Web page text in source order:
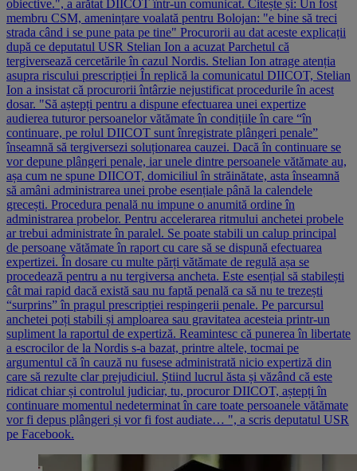
obiective.", a arătat DIICOT într-un comunicat. Citește și: Un fost
membru CSM, amenințare voalată pentru Bolojan: "e bine să treci
strada când i se pune pata pe tine" Procurorii au dat aceste explicații
după ce deputatul USR Stelian Ion a acuzat Parchetul că
tergiversează cercetările în cazul Nordis. Stelian Ion atrage atenția
asupra riscului prescripției În replică la comunicatul DIICOT, Stelian
Ion a insistat că procurorii întârzie nejustificat procedurile în acest
dosar. "Să aștepți pentru a dispune efectuarea unei expertize
audierea tuturor persoanelor vătămate în condițiile în care “în
continuare, pe rolul DIICOT sunt înregistrate plângeri penale”
înseamnă să tergiversezi soluționarea cauzei. Dacă în continuare se
vor depune plângeri penale, iar unele dintre persoanele vătămate au,
așa cum ne spune DIICOT, domiciliul în străinătate, asta înseamnă
să amâni administrarea unei probe esențiale până la calendele
grecești. Procedura penală nu impune o anumită ordine în
administrarea probelor. Pentru accelerarea ritmului anchetei probele
ar trebui administrate în paralel. Se poate stabili un calup principal
de persoane vătămate în raport cu care să se dispună efectuarea
expertizei. În dosare cu multe părți vătămate de regulă așa se
procedează pentru a nu tergiversa ancheta. Este esențial să stabilești
cât mai rapid dacă există sau nu faptă penală ca să nu te trezești
“surprins” în pragul prescripției respingerii penale. Pe parcursul
anchetei poți stabili și amploarea sau gravitatea acesteia printr-un
supliment la raportul de expertiză. Reamintesc că punerea în libertate
a escrocilor de la Nordis s-a bazat, printre altele, tocmai pe
argumentul că în cauză nu fusese administrată nicio expertiză din
care să rezulte clar prejudiciul. Știind lucrul ăsta și văzând că este
ridicat chiar și controlul judiciar, tu, procuror DIICOT, aștepți în
continuare momentul nedeterminat în care toate persoanele vătămate
vor fi depus plângeri și vor fi fost audiate… ", a scris deputatul USR
pe Facebook.